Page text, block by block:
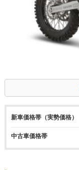
新車価格帯（実勢価格）
中古車価格帯